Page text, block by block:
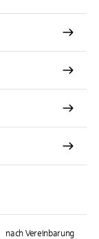
nach Vereinbarung